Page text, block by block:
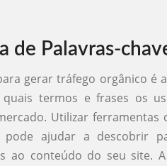
de Palavras-
gerar tráfego orgânico é
quais termos e frases os
Utilizar ferramentas
ajudar a descobrir
ao conteúdo do seu site.